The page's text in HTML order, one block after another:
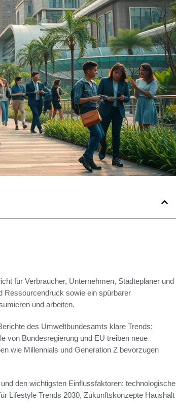
für Verbraucher, Unternehmen, Städteplaner und
Ressourcendruck sowie ein spürbarer
und arbeiten.
des Umweltbundesamts klare Trends:
von Bundesregierung und EU treiben neue
wie Millennials und Generation Z bevorzugen
den wichtigsten Einflussfaktoren: technologische
Lifestyle Trends 2030, Zukunftskonzepte Haushalt